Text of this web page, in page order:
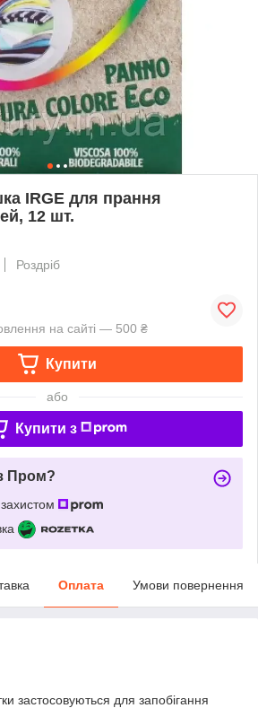
IRGE для прання
12 шт.
Роздріб
на сайті — 500 ₴
Купити
або
Купити з
Пром?
Оплата Умови повернення
застосовуються для запобігання